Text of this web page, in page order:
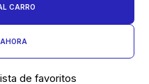
CARRO
de favoritos